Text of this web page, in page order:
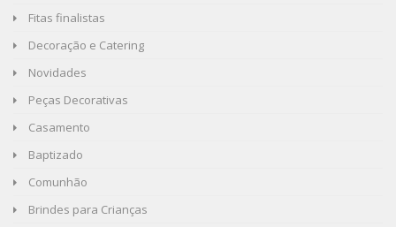
Fitas finalistas
Decoração e Catering
Novidades
Peças Decorativas
Casamento
Baptizado
Comunhão
Brindes para Crianças